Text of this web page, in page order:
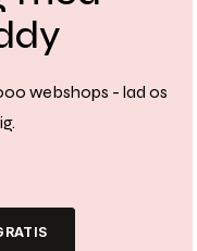
webshops - lad os